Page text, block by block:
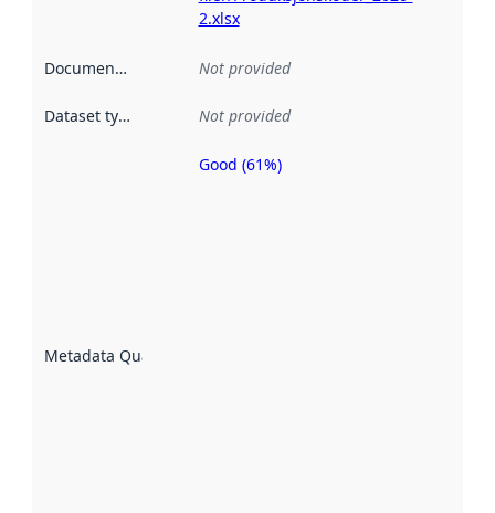
2.xlsx
Documentation Not provided
Dataset type Not provided
Metadata Quality
Metadata
Good (61%)